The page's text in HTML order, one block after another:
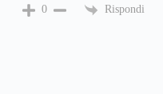
0 Rispondi